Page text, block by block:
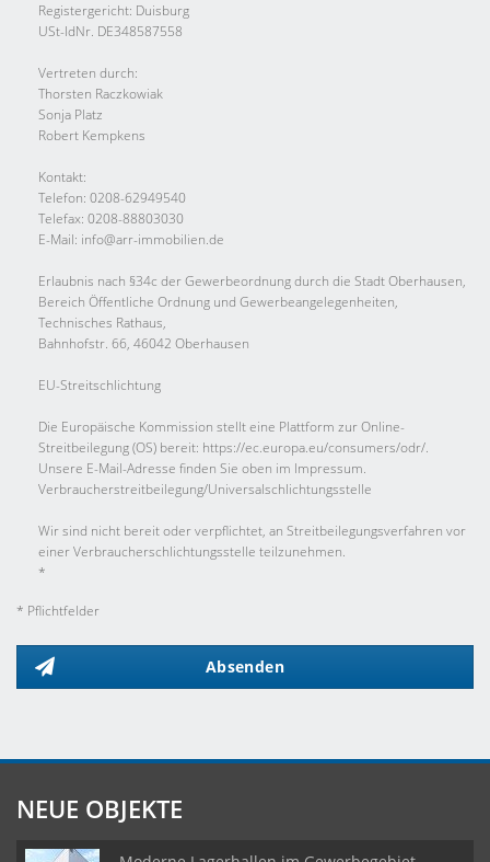
Registergericht: Duisburg
USt-IdNr. DE348587558
Vertreten durch:
Thorsten Raczkowiak
Sonja Platz
Robert Kempkens
Kontakt:
Telefon: 0208-62949540
Telefax: 0208-88803030
E-Mail: info@arr-immobilien.de
Erlaubnis nach §34c der Gewerbeordnung durch die Stadt Oberhausen,
Bereich Öffentliche Ordnung und Gewerbeangelegenheiten,
Technisches Rathaus,
Bahnhofstr. 66, 46042 Oberhausen
EU-Streitschlichtung
Die Europäische Kommission stellt eine Plattform zur Online-
Streitbeilegung (OS) bereit: https://ec.europa.eu/consumers/odr/.
Unsere E-Mail-Adresse finden Sie oben im Impressum.
Verbraucher­streit­beilegung/Universal­schlichtungs­stelle
Wir sind nicht bereit oder verpflichtet, an Streitbeilegungsverfahren vor
einer Verbraucherschlichtungsstelle teilzunehmen.
*
* Pflichtfelder
Absenden
NEUE OBJEKTE